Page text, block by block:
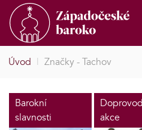
Úvod | Značky - Tachov
Barokní
slavnosti
akce